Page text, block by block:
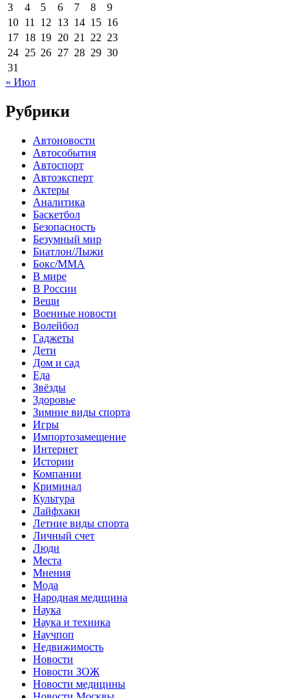
3
4 5 6 7 8
9
10 11 12 13 14 15 16
17 18 19 20 21 22 23
24 25 26 27 28 29 30
31
« Июл
Рубрики
Автоновости
Автособытия
Автоспорт
Автоэксперт
Актеры
Аналитика
Баскетбол
Безопасность
Безумный мир
Биатлон/Лыжи
Бокс/MMA
В мире
В России
Вещи
Военные новости
Волейбол
Гаджеты
Дети
Дом и сад
Еда
Звёзды
Здоровье
Зимние виды спорта
Игры
Импортозамещение
Интернет
Истории
Компании
Криминал
Культура
Лайфхаки
Летние виды спорта
Личный счет
Люди
Места
Мнения
Мода
Народная медицина
Наука
Наука и техника
Научпоп
Недвижимость
Новости
Новости ЗОЖ
Новости медицины